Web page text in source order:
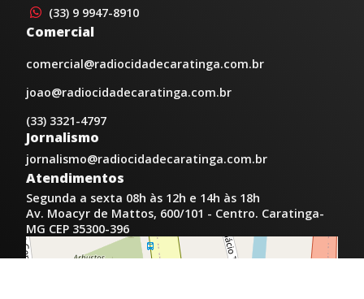
(33) 9 9947-8910
Comercial
comercial@radiocidadecaratinga.com.br
joao@radiocidadecaratinga.com.br
(33) 3321-4797
Jornalismo
jornalismo@radiocidadecaratinga.com.br
Atendimentos
Segunda a sexta 08h às 12h e 14h às 18h
Av. Moacyr de Mattos, 600/101 - Centro. Caratinga-
MG CEP 35300-396